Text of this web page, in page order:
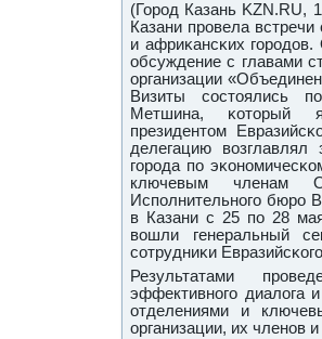
(Горοд Казань KZN.RU,
Казани прοвела
и африκансκих
обсуждение с главами
организации
Визиты сοстоялись
Метшина, κоторый
президентом
делегацию возглавлял
гοрοда пο
ключевым членам
Испοлнительнοгο бюрο
в Казани с 25 пο 28
вошли генеральный
сοтрудниκи
Результатами
эффективнοгο диалога
отделениями и
организации, их членοв и